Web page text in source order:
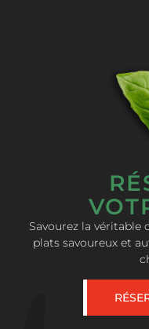
Savourez la véritable
plats savoureux et